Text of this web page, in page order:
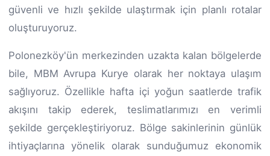
güvenli ve hızlı şekilde ulaştırmak için planlı rotalar
oluşturuyoruz.
Polonezköy'ün merkezinden uzakta kalan bölgelerde
bile, MBM Avrupa Kurye olarak her noktaya ulaşım
sağlıyoruz. Özellikle hafta içi yoğun saatlerde trafik
akışını takip ederek, teslimatlarımızı en verimli
şekilde gerçekleştiriyoruz. Bölge sakinlerinin günlük
ihtiyaçlarına yönelik olarak sunduğumuz ekonomik